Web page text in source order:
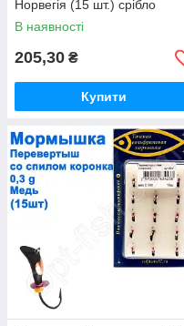
Норвегія (15 шт.) срібло
В наявності
205,30 ₴
Купити